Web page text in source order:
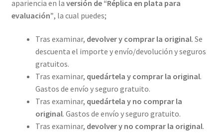
apariencia en la versión de “Réplica en plata para
evaluación”, la cual puedes;
Tras examinar, devolver y comprar la original. Se
descuenta el importe y envío/devolución y seguros
gratuitos.
Tras examinar, quedártela y comprar la original.
Gastos de envío y seguro gratuito.
Tras examinar, quedártela y no comprar la
original. Gastos de envío y seguro gratuito.
Tras examinar, devolver y no comprar la original.